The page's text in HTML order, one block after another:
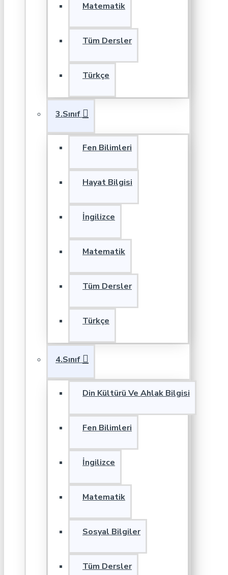
Matematik
Tüm Dersler
Türkçe
3.Sınıf
Fen Bilimleri
Hayat Bilgisi
İngilizce
Matematik
Tüm Dersler
Türkçe
4.Sınıf
Din Kültürü Ve Ahlak Bilgisi
Fen Bilimleri
İngilizce
Matematik
Sosyal Bilgiler
Tüm Dersler